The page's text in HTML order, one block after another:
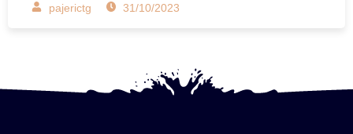
pajerictg 31/10/2023